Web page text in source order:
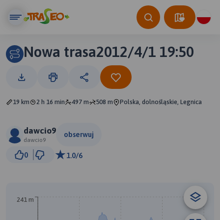
Nowa trasa2012/4/1 19:50
19 km 2 h 16 min 497 m 508 m Polska, dolnośląskie, Legnica
dawcio9
dawcio9
obserwuj
0 1.0/6
241 m